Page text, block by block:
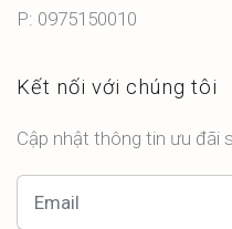
P: 0975150010
Kết nối với chúng tôi
Cập nhật thông tin ưu đãi